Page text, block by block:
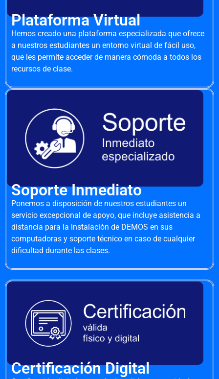
Plataforma Virtual
Hemos creado una plataforma especializada que ofrece
a nuestros estudiantes un entorno virtual de fácil uso,
que les permite acceder de manera cómoda a todos los
recursos de clase.
Soporte Inmediato
Ponemos a disposición de nuestros estudiantes un
servicio excepcional de apoyo, que incluye asistencia a
distancia para la instalación de DEMOS en sus
computadoras y soporte técnico en caso de cualquier
dificultad durante las clases.
Certificación Digital